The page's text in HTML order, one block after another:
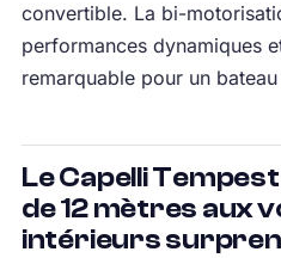
convertible. La bi-
performances dynamiques
remarquable pour un
Le Capelli
de 12 mètres aux
intérieurs